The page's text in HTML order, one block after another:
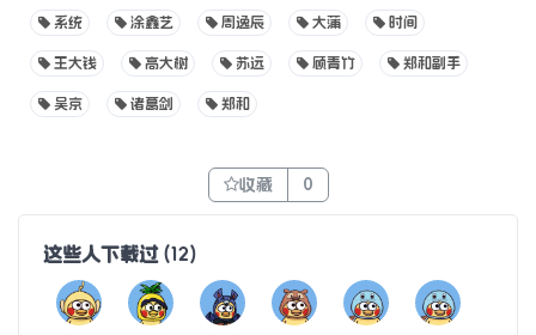
系统 涂鑫艺 周逸辰 大蒲 时间
王大钱 高大树 苏远 顾青竹 郑和副手
吴京 诸葛剑 郑和
收藏 0
这些人下载过(12)